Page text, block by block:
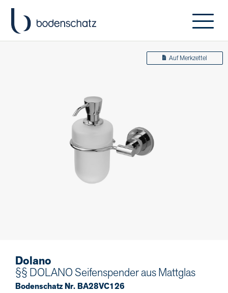
Auf Merkzettel
Dolano
§§ DOLANO Seifenspender aus Mattglas
Bodenschatz Nr. BA28VC126